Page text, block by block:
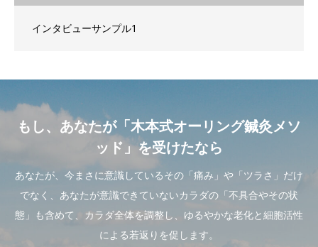
インタビューサンプル1
もし、あなたが「木本式オーリング鍼灸メソ
ッド」を受けたなら
あなたが、今まさに意識しているその「痛み」や「ツラさ」だけ
でなく、あなたが意識できていないカラダの「不具合やその状
態」も含めて、カラダ全体を調整し、ゆるやかな老化と細胞活性
による若返りを促します。